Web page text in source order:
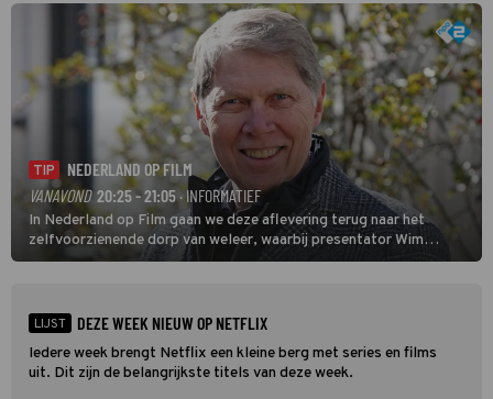
TIP
NEDERLAND OP FILM
VANAVOND 20:25 - 21:05· INFORMATIEF
In Nederland op Film gaan we deze aflevering terug naar het
zelfvoorzienende dorp van weleer, waarbij presentator Wim
Daniëls de kijkers meeneemt op reis door de tijd aan de hand van
LIJST DEZE WEEK NIEUW OP NETFLIX
Iedere week brengt Netflix een kleine berg met series en films
uit. Dit zijn de belangrijkste titels van deze week.